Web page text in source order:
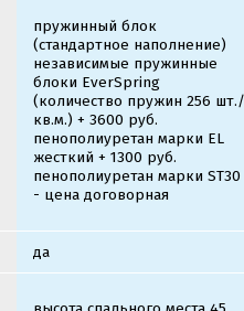
пружинный блок
(стандартное наполнение)
независимые пружинные
блоки EverSpring
(количество пружин 256 шт./
кв.м.) + 3600 руб.
пенополиуретан марки EL
жесткий + 1300 руб.
пенополиуретан марки ST30
- цена договорная
да